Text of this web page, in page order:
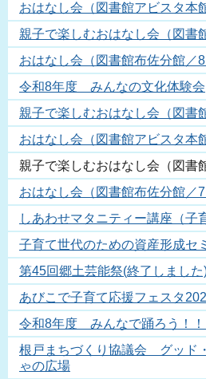
おはなし会（図書館アビスタ本
親子で楽しむおはなし会（図書
おはなし会（図書館布佐分館／8
令和8年度 みんなの文化体験会
親子で楽しむおはなし会（図書
おはなし会（図書館アビスタ本
親子で楽しむおはなし会（図書
おはなし会（図書館布佐分館／7
しあわせマタニティー講座（子
子育て世代のための資産形成セ
第45回郷土芸能祭(終了しました
あびこで子育て応援フェスタ
令和8年度 みんなで踊ろう！！
根戸まちづくり協議会 グッド
ゃの広場